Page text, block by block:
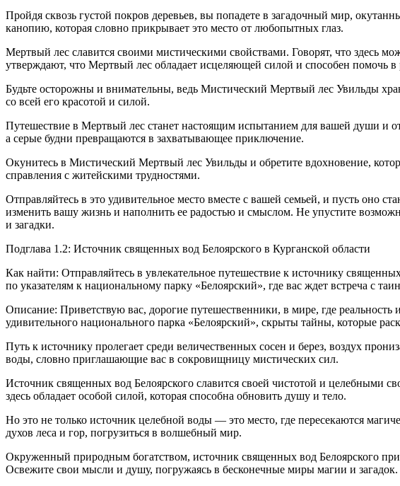
Пройдя сквозь густой покров деревьев, вы попадете в загадочный мир,
канопию, которая словно прикрывает это место от любопытных глаз.
Мертвый лес славится своими мистическими свойствами. Говорят, что здесь
утверждают, что Мертвый лес обладает исцеляющей силой и способен помочь
Будьте осторожны и внимательны, ведь Мистический Мертвый лес Увильды
со всей его красотой и силой.
Путешествие в Мертвый лес станет настоящим испытанием для вашей души и
а серые будни превращаются в захватывающее приключение.
Окунитесь в Мистический Мертвый лес Увильды и обретите вдохновение,
справления с житейскими трудностями.
Отправляйтесь в это удивительное место вместе с вашей семьей, и пусть оно
изменить вашу жизнь и наполнить ее радостью и смыслом. Не упустите
и загадки.
Подглава 1.2: Источник священных вод Белоярского в Курганской области
Как найти: Отправляйтесь в увлекательное путешествие к источнику
по указателям к национальному парку «Белоярский», где вас ждет встреча с
Описание: Приветствую вас, дорогие путешественники, в мире, где
удивительного национального парка «Белоярский», скрыты тайны, которые
Путь к источнику пролегает среди величественных сосен и берез, воздух
воды, словно приглашающие вас в сокровищницу мистических сил.
Источник священных вод Белоярского славится своей чистотой и целебными
здесь обладает особой силой, которая способна обновить душу и тело.
Но это не только источник целебной воды — это место, где пересекаются
духов леса и гор, погрузиться в волшебный мир.
Окруженный природным богатством, источник священных вод Белоярского
Освежите свои мысли и душу, погружаясь в бесконечные миры магии и загадок.